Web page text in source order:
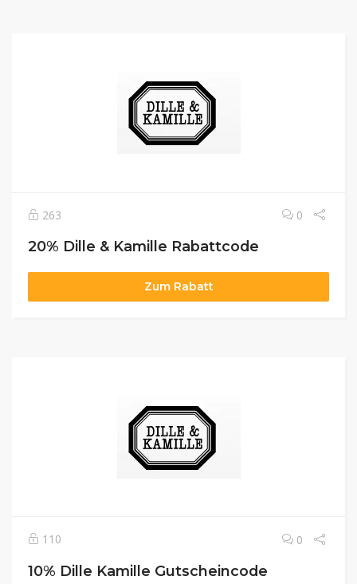
263 0
20% Dille & Kamille Rabattcode
Zum Rabatt
110 0
10% Dille Kamille Gutscheincode